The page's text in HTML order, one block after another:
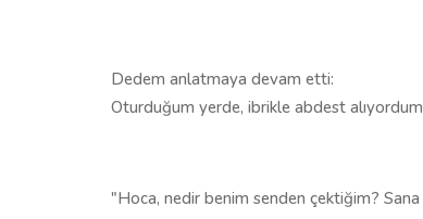
Dedem anlatmaya devam etti:
Oturduğum yerde, ibrikle abdest
"Hoca, nedir benim senden çektiğim?